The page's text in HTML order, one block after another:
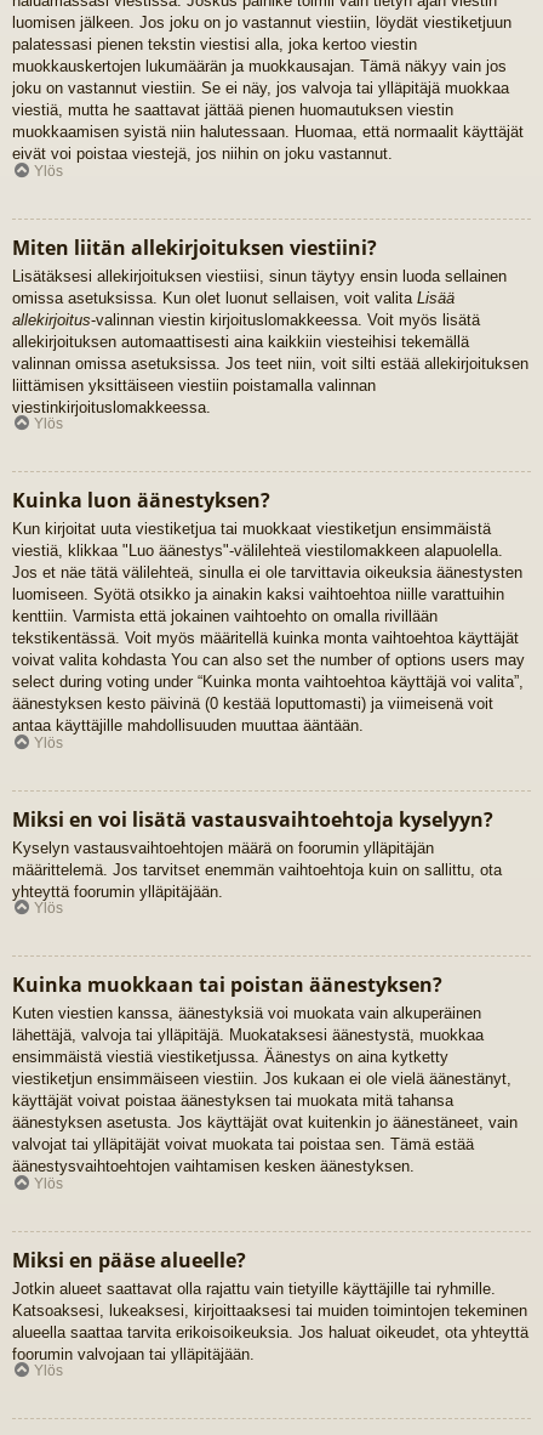
luomisen jälkeen. Jos joku on jo vastannut viestiin, löydät viestiketjuun
palatessasi pienen tekstin viestisi alla, joka kertoo viestin
muokkauskertojen lukumäärän ja muokkausajan. Tämä näkyy vain jos
joku on vastannut viestiin. Se ei näy, jos valvoja tai ylläpitäjä muokkaa
viestiä, mutta he saattavat jättää pienen huomautuksen viestin
muokkaamisen syistä niin halutessaan. Huomaa, että normaalit käyttäjät
eivät voi poistaa viestejä, jos niihin on joku vastannut.
Ylös
Miten liitän allekirjoituksen viestiini?
Lisätäksesi allekirjoituksen viestiisi, sinun täytyy ensin luoda sellainen
omissa asetuksissa. Kun olet luonut sellaisen, voit valita Lisää
allekirjoitus-valinnan viestin kirjoituslomakkeessa. Voit myös lisätä
allekirjoituksen automaattisesti aina kaikkiin viesteihisi tekemällä
valinnan omissa asetuksissa. Jos teet niin, voit silti estää allekirjoituksen
liittämisen yksittäiseen viestiin poistamalla valinnan
viestinkirjoituslomakkeessa.
Ylös
Kuinka luon äänestyksen?
Kun kirjoitat uuta viestiketjua tai muokkaat viestiketjun ensimmäistä
viestiä, klikkaa "Luo äänestys"-välilehteä viestilomakkeen alapuolella.
Jos et näe tätä välilehteä, sinulla ei ole tarvittavia oikeuksia äänestysten
luomiseen. Syötä otsikko ja ainakin kaksi vaihtoehtoa niille varattuihin
kenttiin. Varmista että jokainen vaihtoehto on omalla rivillään
tekstikentässä. Voit myös määritellä kuinka monta vaihtoehtoa käyttäjät
voivat valita kohdasta You can also set the number of options users may
select during voting under “Kuinka monta vaihtoehtoa käyttäjä voi valita”,
äänestyksen kesto päivinä (0 kestää loputtomasti) ja viimeisenä voit
antaa käyttäjille mahdollisuuden muuttaa ääntään.
Ylös
Miksi en voi lisätä vastausvaihtoehtoja kyselyyn?
Kyselyn vastausvaihtoehtojen määrä on foorumin ylläpitäjän
määrittelemä. Jos tarvitset enemmän vaihtoehtoja kuin on sallittu, ota
yhteyttä foorumin ylläpitäjään.
Ylös
Kuinka muokkaan tai poistan äänestyksen?
Kuten viestien kanssa, äänestyksiä voi muokata vain alkuperäinen
lähettäjä, valvoja tai ylläpitäjä. Muokataksesi äänestystä, muokkaa
ensimmäistä viestiä viestiketjussa. Äänestys on aina kytketty
viestiketjun ensimmäiseen viestiin. Jos kukaan ei ole vielä äänestänyt,
käyttäjät voivat poistaa äänestyksen tai muokata mitä tahansa
äänestyksen asetusta. Jos käyttäjät ovat kuitenkin jo äänestäneet, vain
valvojat tai ylläpitäjät voivat muokata tai poistaa sen. Tämä estää
äänestysvaihtoehtojen vaihtamisen kesken äänestyksen.
Ylös
Miksi en pääse alueelle?
Jotkin alueet saattavat olla rajattu vain tietyille käyttäjille tai ryhmille.
Katsoaksesi, lukeaksesi, kirjoittaaksesi tai muiden toimintojen tekeminen
alueella saattaa tarvita erikoisoikeuksia. Jos haluat oikeudet, ota yhteyttä
foorumin valvojaan tai ylläpitäjään.
Ylös